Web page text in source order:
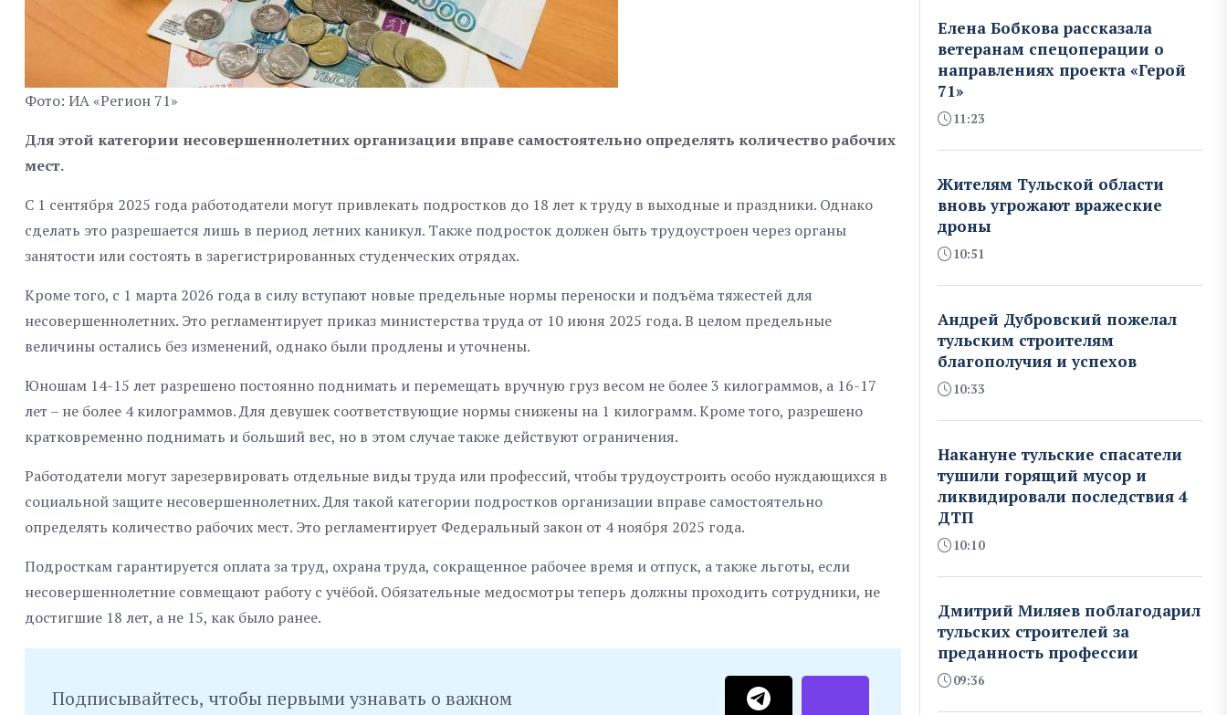
Фото: ИА «Регион 71»
Для этой категории несовершеннолетних организации вправе самостоятельно определять количество рабочих
мест.
С 1 сентября 2025 года работодатели могут привлекать подростков до 18 лет к труду в выходные и праздники. Однако
сделать это разрешается лишь в период летних каникул. Также подросток должен быть трудоустроен через органы
занятости или состоять в зарегистрированных студенческих отрядах.
Кроме того, с 1 марта 2026 года в силу вступают новые предельные нормы переноски и подъёма тяжестей для
несовершеннолетних. Это регламентирует приказ министерства труда от 10 июня 2025 года. В целом предельные
величины остались без изменений, однако были продлены и уточнены.
Юношам 14-15 лет разрешено постоянно поднимать и перемещать вручную груз весом не более 3 килограммов, а 16-17
лет – не более 4 килограммов. Для девушек соответствующие нормы снижены на 1 килограмм. Кроме того, разрешено
кратковременно поднимать и больший вес, но в этом случае также действуют ограничения.
Работодатели могут зарезервировать отдельные виды труда или профессий, чтобы трудоустроить особо нуждающихся в
социальной защите несовершеннолетних. Для такой категории подростков организации вправе самостоятельно
определять количество рабочих мест. Это регламентирует Федеральный закон от 4 ноября 2025 года.
Подросткам гарантируется оплата за труд, охрана труда, сокращенное рабочее время и отпуск, а также льготы, если
несовершеннолетние совмещают работу с учёбой. Обязательные медосмотры теперь должны проходить сотрудники, не
достигшие 18 лет, а не 15, как было ранее.
Подписывайтесь, чтобы первыми узнавать о важном
Елена Бобкова рассказала
ветеранам спецоперации о
направлениях проекта «Герой
71»
11:23
Жителям Тульской области
вновь угрожают вражеские
дроны
10:51
Андрей Дубровский пожелал
тульским строителям
благополучия и успехов
10:33
Накануне тульские спасатели
тушили горящий мусор и
ликвидировали последствия 4
ДТП
10:10
Дмитрий Миляев поблагодарил
тульских строителей за
преданность профессии
09:36